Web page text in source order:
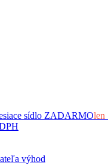
sídlo ZADARMOlen
výhod